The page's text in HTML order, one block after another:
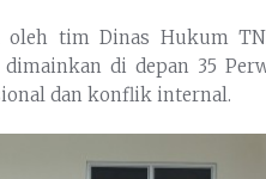
tim Dinas Hukum
di depan 35
dan konflik internal.